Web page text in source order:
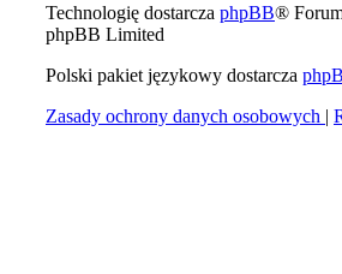
Technologię dostarcza phpBB®
phpBB Limited
Polski pakiet językowy dostarcza
Zasady ochrony danych osobowych |